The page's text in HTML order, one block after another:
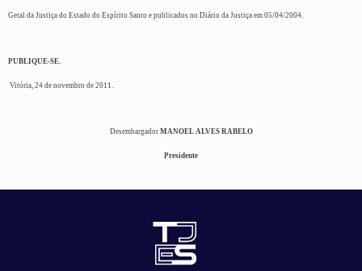
Geral da Justiça do Estado do Espírito Santo e publicados no Diário da Justiça em 05/04/2004.
PUBLIQUE-SE.
Vitória, 24 de novembro de 2011.
DesembargadorMANOEL ALVES RABELO
Presidente